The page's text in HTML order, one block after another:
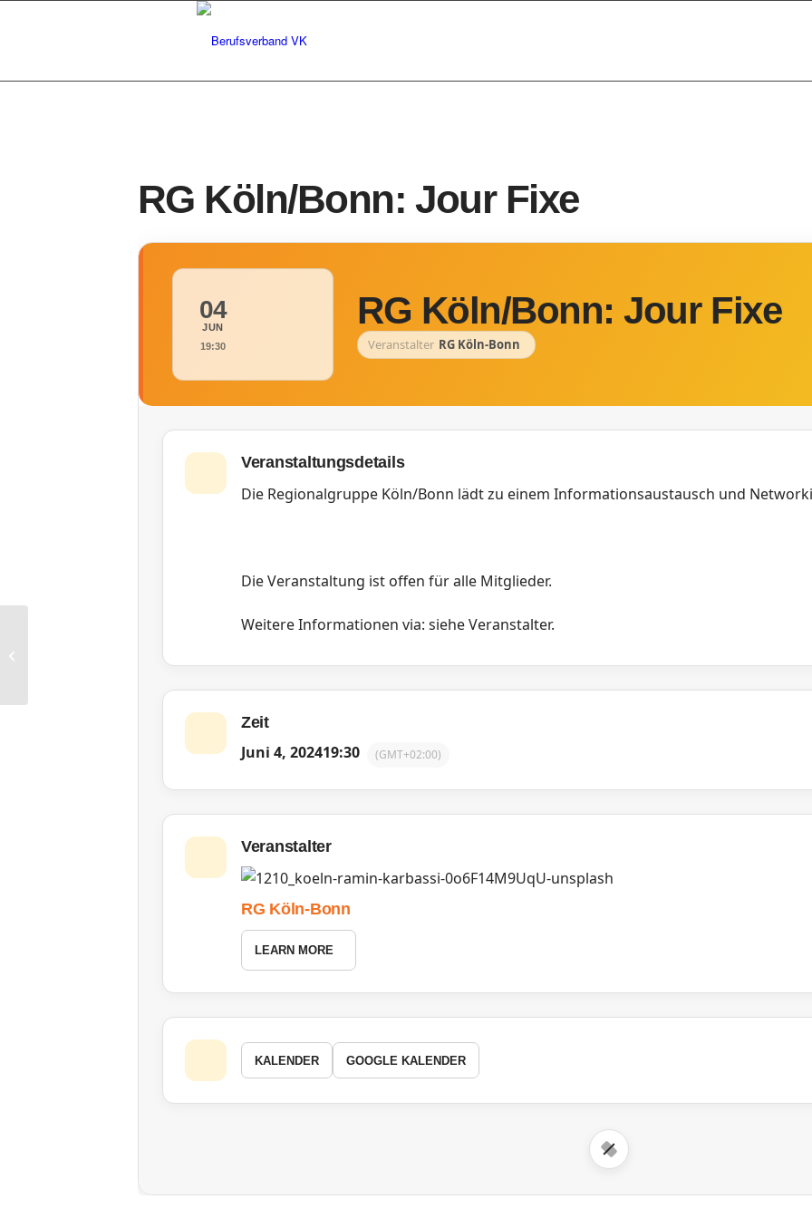
RG Köln/Bonn: Jour Fixe
04
JUN
19:30
RG Köln/Bonn: Jour Fixe
Veranstalter RG Köln-Bonn
Veranstaltungsdetails
Die Regionalgruppe Köln/Bonn lädt zu einem Informationsaustausch und
Die Veranstaltung ist offen für alle Mitglieder.
Weitere Informationen via: siehe Veranstalter.
Zeit
Juni 4, 202419:30 (GMT+02:00)
Veranstalter
RG Köln-Bonn
LEARN MORE
KALENDER GOOGLE KALENDER